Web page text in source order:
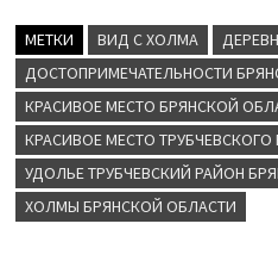
МЕТКИ ВИД С ХОЛМА
ДОСТОПРИМЕЧАТЕЛЬНОСТИ
КРАСИВОЕ МЕСТО БРЯНСКОЙ
КРАСИВОЕ МЕСТО ТРУБЧЕВСКОГО
УДОЛЬЕ ТРУБЧЕВСКИЙ РАЙОН
ХОЛМЫ БРЯНСКОЙ ОБЛАСТИ